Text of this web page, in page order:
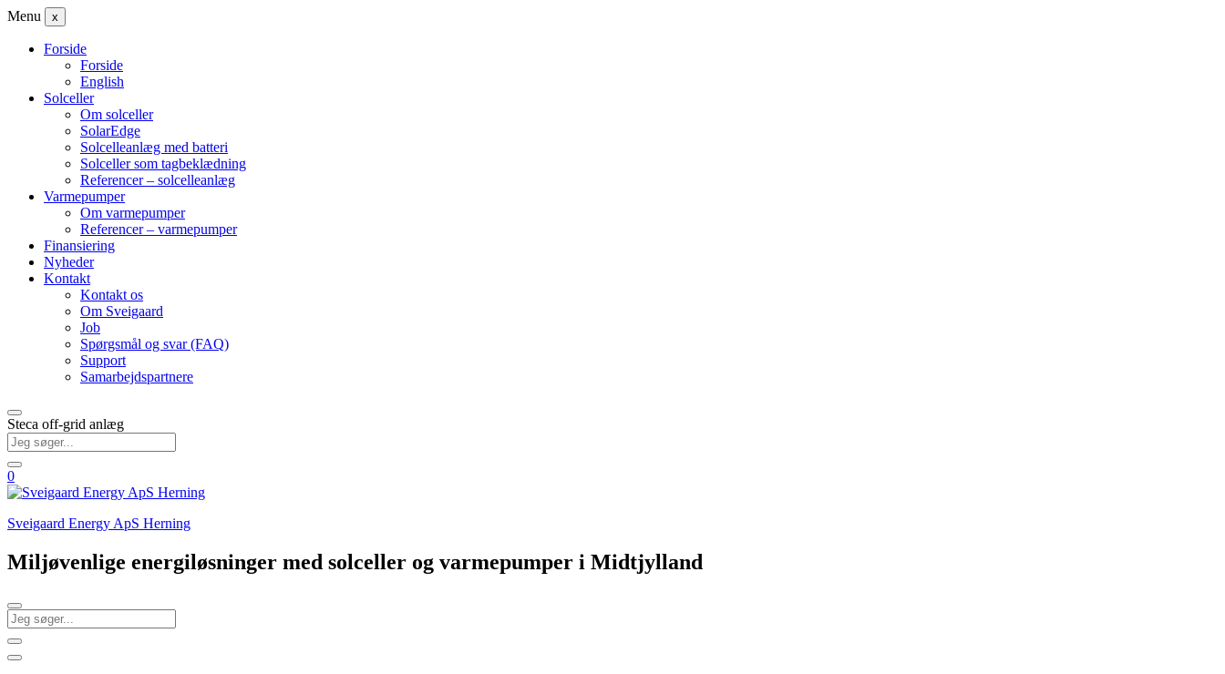
Menu x
Forside
Forside
English
Solceller
Om solceller
SolarEdge
Solcelleanlæg med batteri
Solceller som tagbeklædning
Referencer – solcelleanlæg
Varmepumper
Om varmepumper
Referencer – varmepumper
Finansiering
Nyheder
Kontakt
Kontakt os
Om Sveigaard
Job
Spørgsmål og svar (FAQ)
Support
Samarbejdspartnere
Steca off-grid anlæg
0
Sveigaard Energy ApS Herning
Miljøvenlige energiløsninger med solceller og varmepumper i Midtjylland